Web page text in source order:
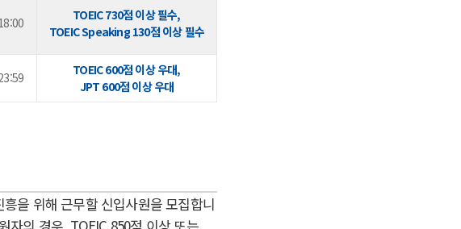
TOEIC 730점 이상 필수,
TOEIC Speaking 130점 이상 필수
TOEIC 600점 이상 우대,
JPT 600점 이상 우대
을 위해 근무할 신입사원을 모집합니